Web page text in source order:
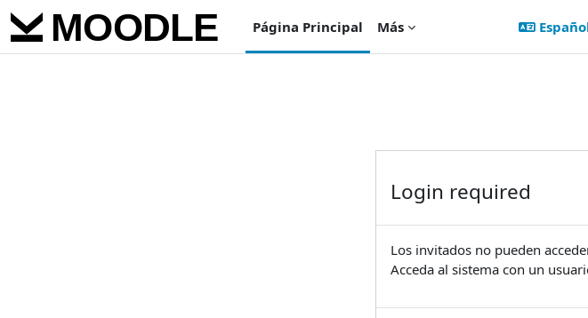
Salta al contenido principal
Página Principal
Más
Login required
Los invitados no pueden
Acceda al sistema con un